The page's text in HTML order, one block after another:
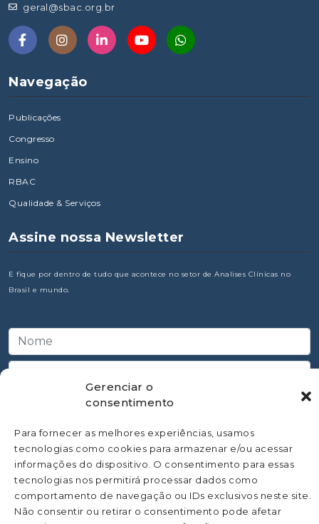
Gerenciar o
consentimento
Para fornecer as melhores experiências, usamos
tecnologias como cookies para armazenar e/ou acessar
informações do dispositivo. O consentimento para essas
tecnologias nos permitirá processar dados como
comportamento de navegação ou IDs exclusivos neste site.
Não consentir ou retirar o consentimento pode afetar
geral@sbac.org.br
Navegação
Publicações
Congresso
Ensino
RBAC
Qualidade & Serviços
Assine nossa Newsletter
E fique por dentro de tudo que acontece no setor de Analises Clínicas no
Brasil e mundo.